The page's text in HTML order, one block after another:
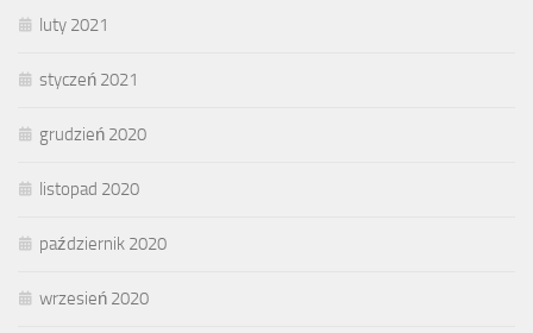
luty 2021
styczeń 2021
grudzień 2020
listopad 2020
październik 2020
wrzesień 2020